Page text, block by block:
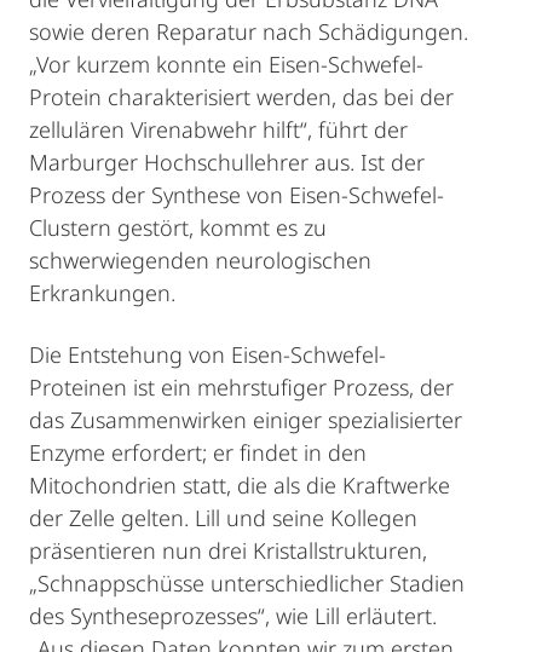
sowie deren Reparatur nach Schädigungen.
„Vor kurzem konnte ein Eisen-Schwefel-
Protein charakterisiert werden, das bei der
zellulären Virenabwehr hilft“, führt der
Marburger Hochschullehrer aus. Ist der
Prozess der Synthese von Eisen-Schwefel-
Clustern gestört, kommt es zu
schwerwiegenden neurologischen
Erkrankungen.
Die Entstehung von Eisen-Schwefel-
Proteinen ist ein mehrstufiger Prozess, der
das Zusammenwirken einiger spezialisierter
Enzyme erfordert; er findet in den
Mitochondrien statt, die als die Kraftwerke
der Zelle gelten. Lill und seine Kollegen
präsentieren nun drei Kristallstrukturen,
„Schnappschüsse unterschiedlicher Stadien
des Syntheseprozesses“, wie Lill erläutert.